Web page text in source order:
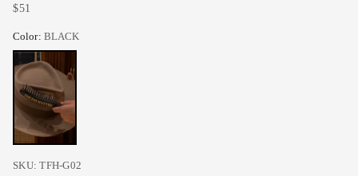
$51
Color: BLACK
BLACK
SKU:TFH-G02